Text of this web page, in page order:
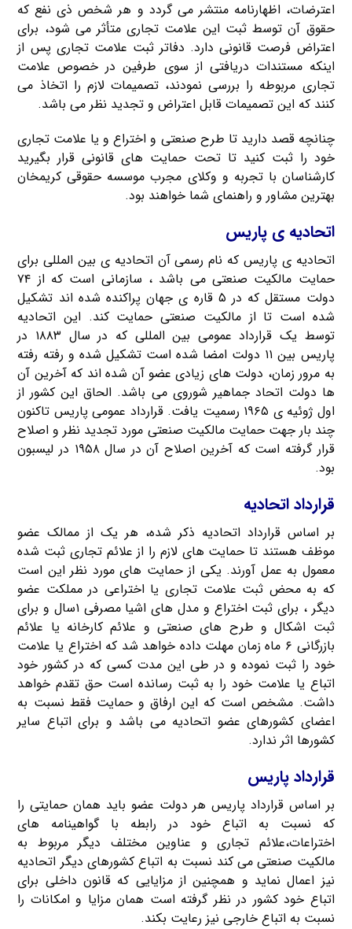
اعترضات، اظهارنامه منتشر می‎ گردد و هر شخص ذی نفع که
حقوق آن توسط ثبت این علامت تجاری متأثر می شود، برای
اعتراض فرصت قانونی دارد. دفاتر ثبت علامت تجاری پس از
اینکه مستندات دریافتی از سوی طرفین در خصوص علامت
تجاری مربوطه را بررسی نمودند، تصمیمات لازم را اتخاذ می
کنند که این تصمیمات قابل اعتراض و تجدید نظر می باشد.
چنانچه قصد دارید تا طرح صنعتی و اختراع و یا علامت تجاری
خود را ثبت کنید تا تحت حمایت های قانونی قرار بگیرید
کارشناسان با تجربه و وکلای مجرب موسسه حقوقی کریمخان
بهترین مشاور و راهنمای شما خواهند بود.
اتحادیه ی پاریس
اتحادیه ی پاریس که نام رسمی آن اتحادیه ی بین المللی برای
حمایت مالکیت صنعتی می باشد ، سازمانی است که از ۷۴
دولت مستقل که در ۵ قاره ی جهان پراکنده شده اند تشکیل
شده است تا از مالکیت صنعتی حمایت کند. این اتحادیه
توسط یک قرارداد عمومی بین المللی که در سال ۱۸۸۳ در
پاریس بین ۱۱ دولت امضا شده است تشکیل شده و رفته رفته
به مرور زمان، دولت های زیادی عضو آن شده اند که آخرین آن
ها دولت اتحاد جماهیر شوروی می باشد. الحاق این کشور از
اول ژوئیه ی ۱۹۶۵ رسمیت یافت. قرارداد عمومی پاریس تاکنون
چند بار جهت حمایت مالکیت صنعتی مورد تجدید نظر و اصلاح
قرار گرفته است که آخرین اصلاح آن در سال ۱۹۵۸ در لیسبون
بود.
قرارداد اتحادیه
بر اساس قرارداد اتحادیه ذکر شده، هر یک از ممالک عضو
موظف هستند تا حمایت های لازم را از علائم تجاری ثبت شده
معمول به عمل آورند. یکی از حمایت های مورد نظر این است
که به محض ثبت علامت تجاری یا اختراعی در مملکت عضو
دیگر ، برای ثبت اختراع و مدل های اشیا مصرفی ۱سال و برای
ثبت اشکال و طرح های صنعتی و علائم کارخانه یا علائم
بازرگانی ۶ ماه زمان مهلت داده خواهد شد که اختراع یا علامت
خود را ثبت نموده و در طی این مدت کسی که در کشور خود
اتباع یا علامت خود را به ثبت رسانده است حق تقدم خواهد
داشت. مشخص است که این ارفاق و حمایت فقط نسبت به
اعضای کشورهای عضو اتحادیه می باشد و برای اتباع سایر
کشورها اثر ندارد.
قرارداد پاریس
بر اساس قرارداد پاریس هر دولت عضو باید همان حمایتی را
که نسبت به اتباع خود در رابطه با گواهینامه های
اختراعات،علائم تجاری و عناوین مختلف دیگر مربوط به
مالکیت صنعتی می کند نسبت به اتباع کشورهای دیگر اتحادیه
نیز اعمال نماید و همچنین از مزایایی که قانون داخلی برای
اتباع خود کشور در نظر گرفته است همان مزایا و امکانات را
نسبت به اتباع خارجی نیز رعایت بکند.